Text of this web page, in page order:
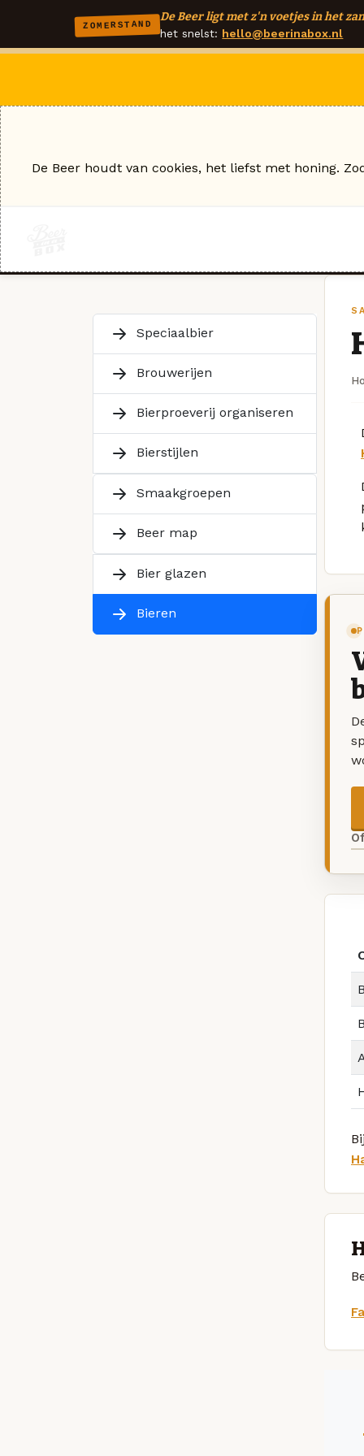
ZOMERSTAND
De Beer ligt met z'n voetjes in het
het snelst: hello@beerinabox.nl
Speciaalbier
Brouwerijen
Bierproeverij organiseren
Bierstijlen
Smaakgroepen
Beer map
Bier glazen
Bieren
De Beer houdt van cookies, het liefst met honing.